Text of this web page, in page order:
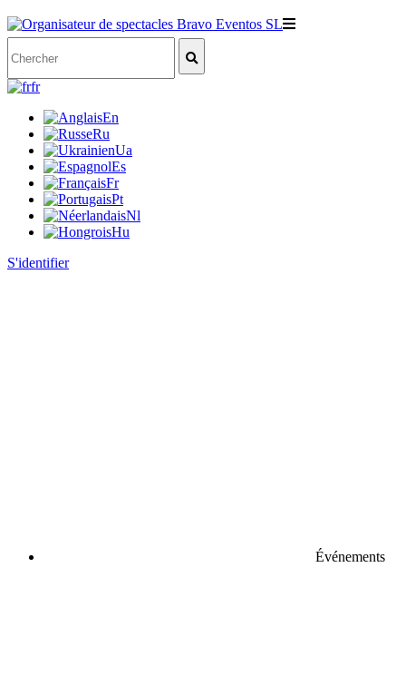
fr
En
Ru
Ua
Es
Fr
Pt
Nl
Hu
S'identifier
Événements